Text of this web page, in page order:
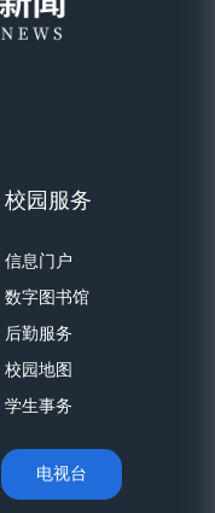
校园服务
信息门户
数字图书馆
后勤服务
校园地图
学生事务
电视台